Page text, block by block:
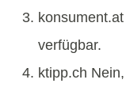
verfügbar.
ktipp.ch